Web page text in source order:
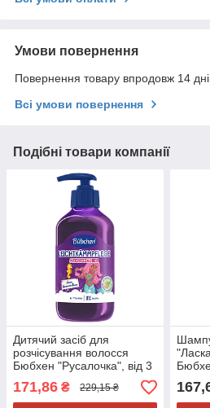
Умови повернення
Повернення товару впродовж 14
Всі умови повернення
Подібні товари компанії
Дитячий засіб для
розчісування волосся
Бюбхен "Русалочка", від 3
років, 250 мл
171,86 ₴ 229,15 ₴